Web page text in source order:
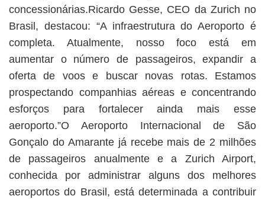
concessionárias.Ricardo Gesse, CEO da Zurich no
Brasil, destacou: “A infraestrutura do Aeroporto é
completa. Atualmente, nosso foco está em
aumentar o número de passageiros, expandir a
oferta de voos e buscar novas rotas. Estamos
prospectando companhias aéreas e concentrando
esforços para fortalecer ainda mais esse
aeroporto.”O Aeroporto Internacional de São
Gonçalo do Amarante já recebe mais de 2 milhões
de passageiros anualmente e a Zurich Airport,
conhecida por administrar alguns dos melhores
aeroportos do Brasil, está determinada a contribuir